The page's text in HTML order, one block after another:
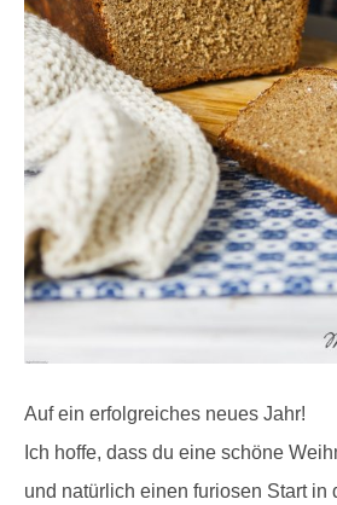
Auf ein erfolgreiches neues Jahr!
Ich hoffe, dass du eine schöne
und natürlich einen furiosen Start in